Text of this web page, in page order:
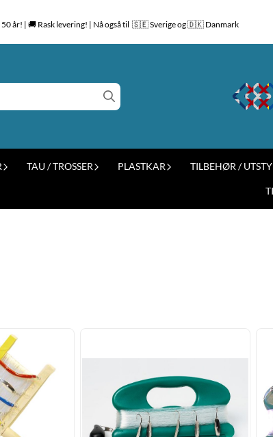
50 år! | 🚚 Rask levering! | Nå også til 🇸🇪 Sverige og 🇩🇰 Danmark
TAU / TROSSER PLASTKAR TILBEHØR /